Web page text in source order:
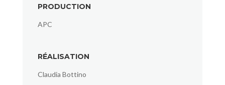
PRODUCTION
APC
RÉALISATION
Claudia Bottino